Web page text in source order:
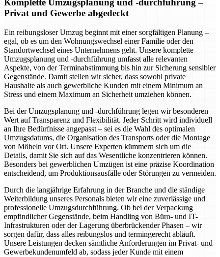
Komplette Umzugsplanung und -durchführung –
Privat und Gewerbe abgedeckt
Ein reibungsloser Umzug beginnt mit einer sorgfältigen Planung –
egal, ob es um den Wohnungswechsel einer Familie oder den
Standortwechsel eines Unternehmens geht. Unsere komplette
Umzugsplanung und -durchführung umfasst alle relevanten
Aspekte, von der Terminabstimmung bis hin zur Sicherung sensibler
Gegenstände. Damit stellen wir sicher, dass sowohl private
Haushalte als auch gewerbliche Kunden mit einem Minimum an
Stress und einem Maximum an Sicherheit umziehen können.
Bei der Umzugsplanung und -durchführung legen wir besonderen
Wert auf Transparenz und Flexibilität. Jeder Schritt wird individuell
an Ihre Bedürfnisse angepasst – sei es die Wahl des optimalen
Umzugsdatums, die Organisation des Transports oder die Montage
von Möbeln vor Ort. Unsere Experten kümmern sich um die
Details, damit Sie sich auf das Wesentliche konzentrieren können.
Besonders bei gewerblichen Umzügen ist eine präzise Koordination
entscheidend, um Produktionsausfälle oder Störungen zu vermeiden.
Durch die langjährige Erfahrung in der Branche und die ständige
Weiterbildung unseres Personals bieten wir eine zuverlässige und
professionelle Umzugsdurchführung. Ob bei der Verpackung
empfindlicher Gegenstände, beim Handling von Büro- und IT-
Infrastrukturen oder der Lagerung überbrückender Phasen – wir
sorgen dafür, dass alles reibungslos und termingerecht abläuft.
Unsere Leistungen decken sämtliche Anforderungen im Privat- und
Gewerbekundenumfeld ab, sodass jeder Kunde mit einem